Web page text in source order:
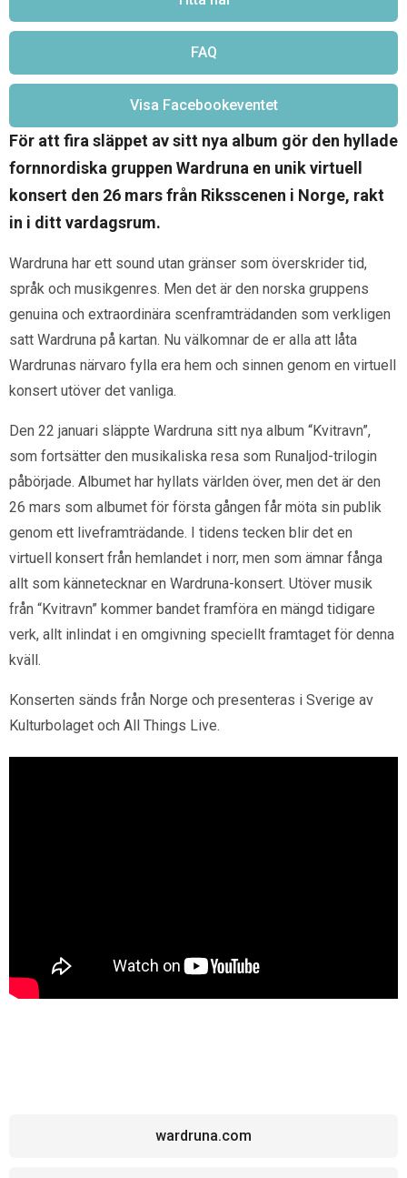
FAQ
Visa Facebookeventet
För att fira släppet av sitt nya album gör den hyllade
fornnordiska gruppen Wardruna en unik virtuell
konsert den 26 mars från Riksscenen i Norge, rakt
in i ditt vardagsrum.
Wardruna har ett sound utan gränser som överskrider tid,
språk och musikgenres. Men det är den norska gruppens
genuina och extraordinära scenframträdanden som verkligen
satt Wardruna på kartan. Nu välkomnar de er alla att låta
Wardrunas närvaro fylla era hem och sinnen genom en virtuell
konsert utöver det vanliga.
Den 22 januari släppte Wardruna sitt nya album “Kvitravn”,
som fortsätter den musikaliska resa som Runaljod-trilogin
påbörjade. Albumet har hyllats världen över, men det är den
26 mars som albumet för första gången får möta sin publik
genom ett liveframträdande. I tidens tecken blir det en
virtuell konsert från hemlandet i norr, men som ämnar fånga
allt som kännetecknar en Wardruna-konsert. Utöver musik
från “Kvitravn” kommer bandet framföra en mängd tidigare
verk, allt inlindat i en omgivning speciellt framtaget för denna
kväll.
Konserten sänds från Norge och presenteras i Sverige av
Kulturbolaget och All Things Live.
wardruna.com